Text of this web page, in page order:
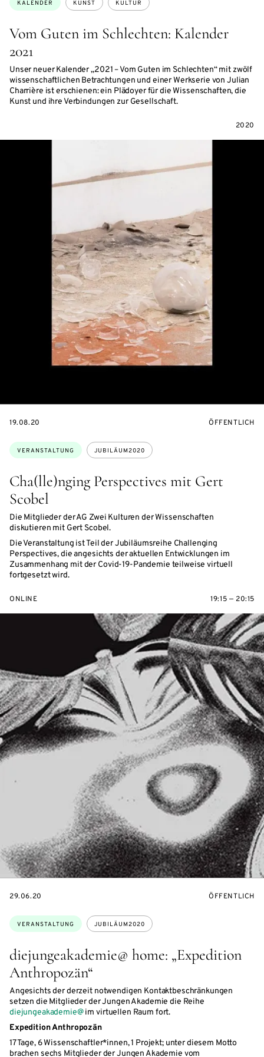
Vom Guten im Schlechten: Kalender
2021
Unser neuer Kalender „2021 – Vom Guten im Schlechten“ mit zwölf
wissenschaftlichen Betrachtungen und einer Werkserie von Julian
Charrière ist erschienen: ein Plädoyer für die Wissenschaften, die
Kunst und ihre Verbindungen zur Gesellschaft.
KALENDER KUNST KULTUR
2020
Cha(lle)nging Perspectives mit Gert
Scobel
Die Mitglieder der AG Zwei Kulturen der Wissenschaften
diskutieren mit Gert Scobel.
Die Veranstaltung ist Teil der Jubiläumsreihe Challenging
Perspectives, die angesichts der aktuellen Entwicklungen im
Zusammenhang mit der Covid-19-Pandemie teilweise virtuell
fortgesetzt wird.
Themen:
VERANSTALTUNG JUBILÄUM2020
EVENTBEGINSON
19.08.20 ÖFFENTLICH
ONLINE 19:15 — 20:15
diejungeakademie@ home: „Expedition
Anthropozän“
Angesichts der derzeit notwendigen Kontaktbeschränkungen
setzen die Mitglieder der Jungen Akademie die Reihe
diejungeakademie@im virtuellen Raum fort.
Expedition Anthropozän
17 Tage, 6 Wissenschaftler*innen, 1 Projekt; unter diesem Motto
brachen sechs Mitglieder der Jungen Akademie vom
Themen:
VERANSTALTUNG JUBILÄUM2020
EVENTBEGINSON
29.06.20 ÖFFENTLICH